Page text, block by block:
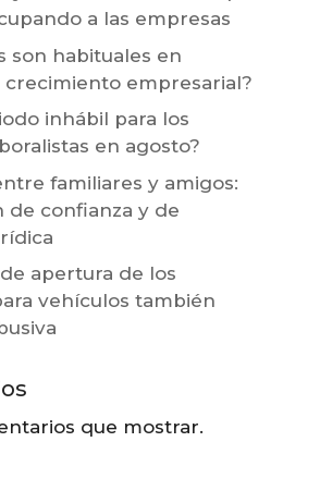
a las empresas
son habituales en
crecimiento empresarial?
inhábil para los
en agosto?
familiares y amigos:
de confianza y de
apertura de los
vehículos también
que mostrar.